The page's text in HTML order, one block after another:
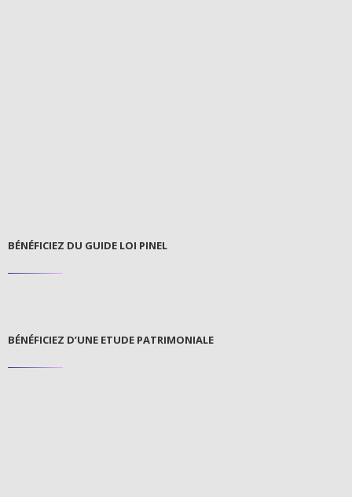
BÉNÉFICIEZ DU GUIDE LOI PINEL
BÉNÉFICIEZ D’UNE ETUDE PATRIMONIALE